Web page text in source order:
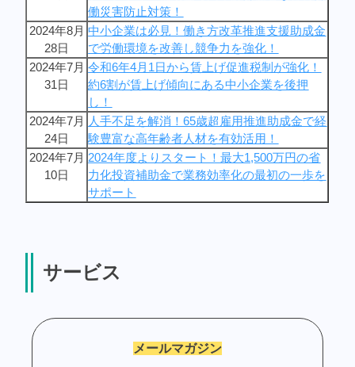
働災害防止対策！
2024年8月
28日
中小企業は必見！働き方改革推進支援助成金
で労働環境を改善し競争力を強化！
2024年7月
31日
令和6年4月1日から賃上げ促進税制が強化！
約6割が賃上げ傾向にある中小企業を後押
し！
2024年7月
24日
人手不足を解消！65歳超雇用推進助成金で経
験豊富な高年齢者人材を有効活用！
2024年7月
10日
2024年度よりスタート！最大1,500万円の省
力化投資補助金で業務効率化の最初の一歩を
サポート
サービス
メールマガジン